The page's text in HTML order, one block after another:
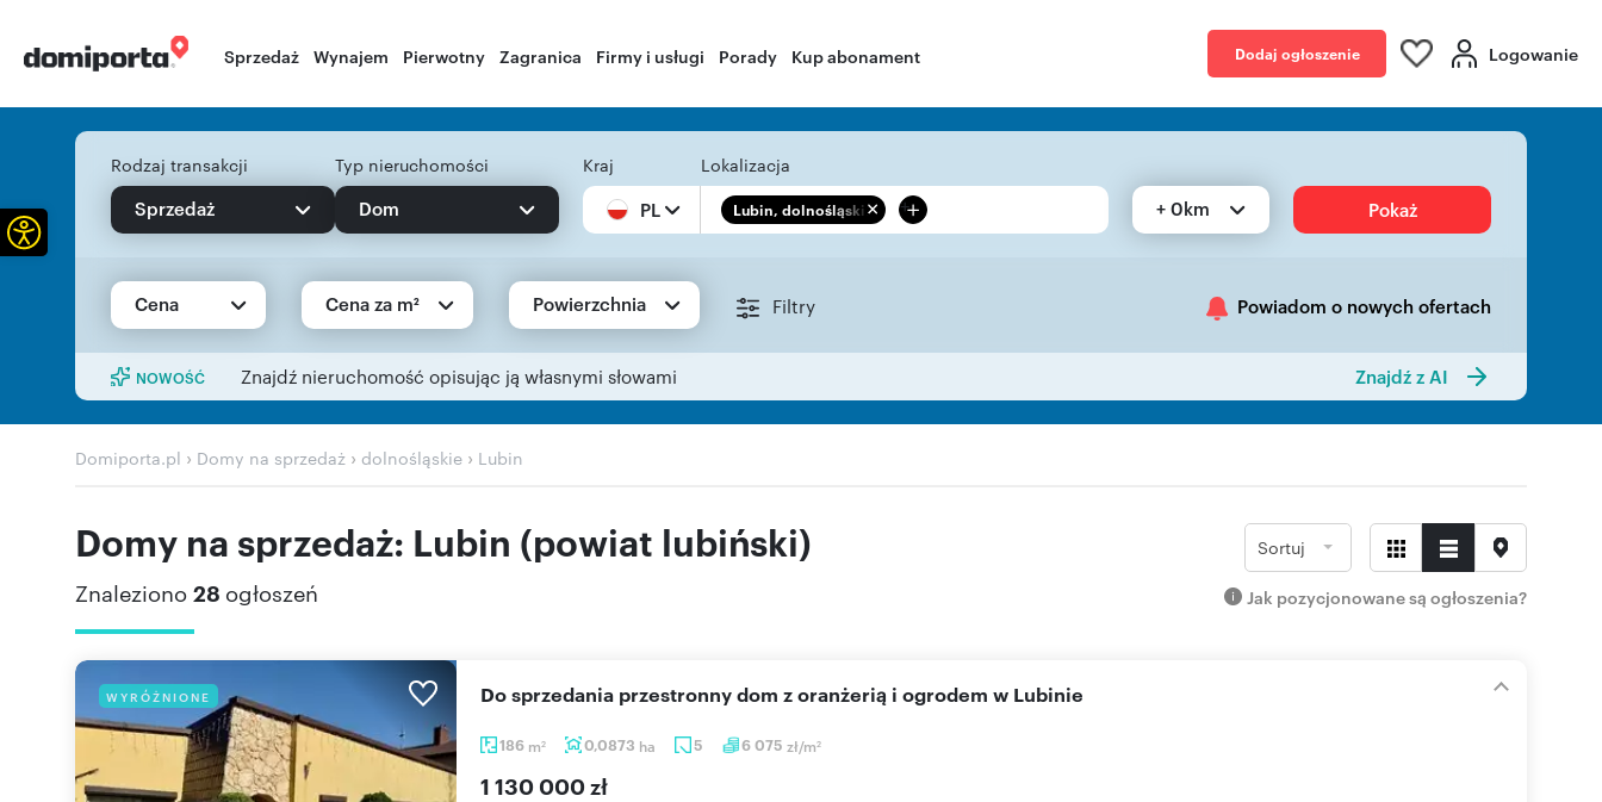
Sprzedaż Wynajem Pierwotny Zagranica Firmy i usługi Porady Kup abonament Dodaj ogłoszenie Logowanie
Rodzaj transakcji
Sprzedaż
Typ nieruchomości
Dom
Kraj
PL
Lokalizacja
Lubin, dolnośląskie + + 0km Pokaż
Cena Cena za m² Powierzchnia Filtry Powiadom o nowych ofertach
NOWOŚĆ Znajdź nieruchomość opisując ją własnymi słowami Znajdź z AI
Domiporta.pl › Domy na sprzedaż › dolnośląskie › Lubin
Domy na sprzedaż: Lubin (powiat lubiński)
Znaleziono 28 ogłoszeń
Sortuj
Jak pozycjonowane są ogłoszenia?
WYRÓŻNIONE
186 m2 0,0873 ha 5 6 075 zł/m2
Do sprzedania przestronny dom z oranżerią i ogrodem w Lubinie
1 130 000 zł
Otwórz pasek narzędzi